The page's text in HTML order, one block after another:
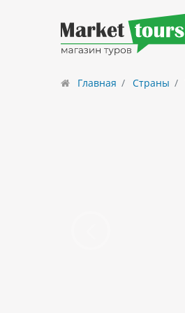
Главная Страны